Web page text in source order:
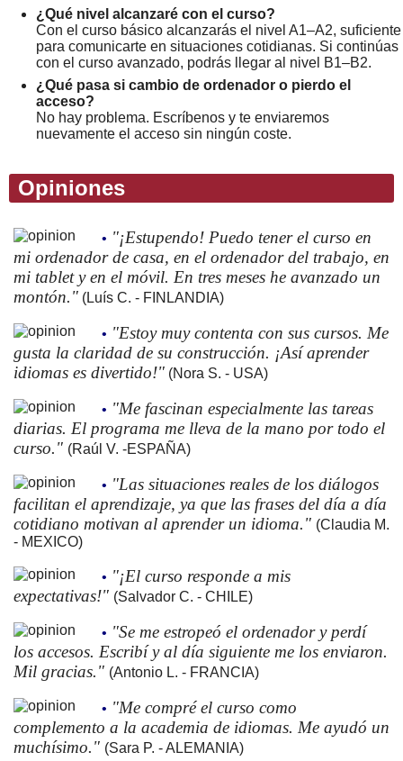
¿Qué nivel alcanzaré con el curso?
Con el curso básico alcanzarás el nivel A1–A2, suficiente
para comunicarte en situaciones cotidianas. Si continúas
con el curso avanzado, podrás llegar al nivel B1–B2.
¿Qué pasa si cambio de ordenador o pierdo el
acceso?
No hay problema. Escríbenos y te enviaremos
nuevamente el acceso sin ningún coste.
Opiniones
• "¡Estupendo! Puedo tener el curso en
mi ordenador de casa, en el ordenador del trabajo, en
mi tablet y en el móvil. En tres meses he avanzado un
montón." (Luís C. - FINLANDIA)
• "Estoy muy contenta con sus cursos. Me
gusta la claridad de su construcción. ¡Así aprender
idiomas es divertido!" (Nora S. - USA)
• "Me fascinan especialmente las tareas
diarias. El programa me lleva de la mano por todo el
curso." (Raúl V. -ESPAÑA)
• "Las situaciones reales de los diálogos
facilitan el aprendizaje, ya que las frases del día a día
cotidiano motivan al aprender un idioma." (Claudia M.
- MEXICO)
• "¡El curso responde a mis
expectativas!" (Salvador C. - CHILE)
• "Se me estropeó el ordenador y perdí
los accesos. Escribí y al día siguiente me los enviaron.
Mil gracias." (Antonio L. - FRANCIA)
• "Me compré el curso como
complemento a la academia de idiomas. Me ayudó un
muchísimo." (Sara P. - ALEMANIA)